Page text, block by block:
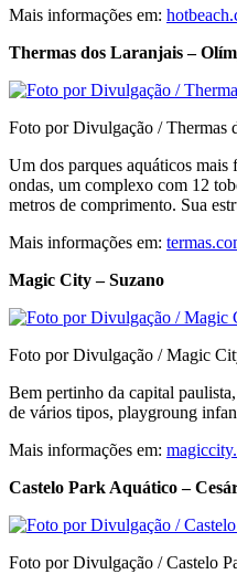
Mais informações em:
Thermas dos Laranjais –
Foto por Divulgação / Thermas
Um dos parques aquáticos mais
ondas, um complexo com 12
metros de comprimento. Sua
Mais informações em:
Magic City – Suzano
Foto por Divulgação / Magic
Bem pertinho da capital
de vários tipos, playgroung
Mais informações em:
Castelo Park Aquático –
Foto por Divulgação / Castelo